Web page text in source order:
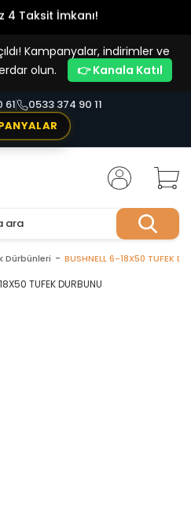
4 Taksit İmkanı!
Kampanyalar, indirimler ve
olun.
👉 Kanala Katıl
61
0533 374 90 11
Dürbünleri BUSHNELL 6-18X50 TUFEK